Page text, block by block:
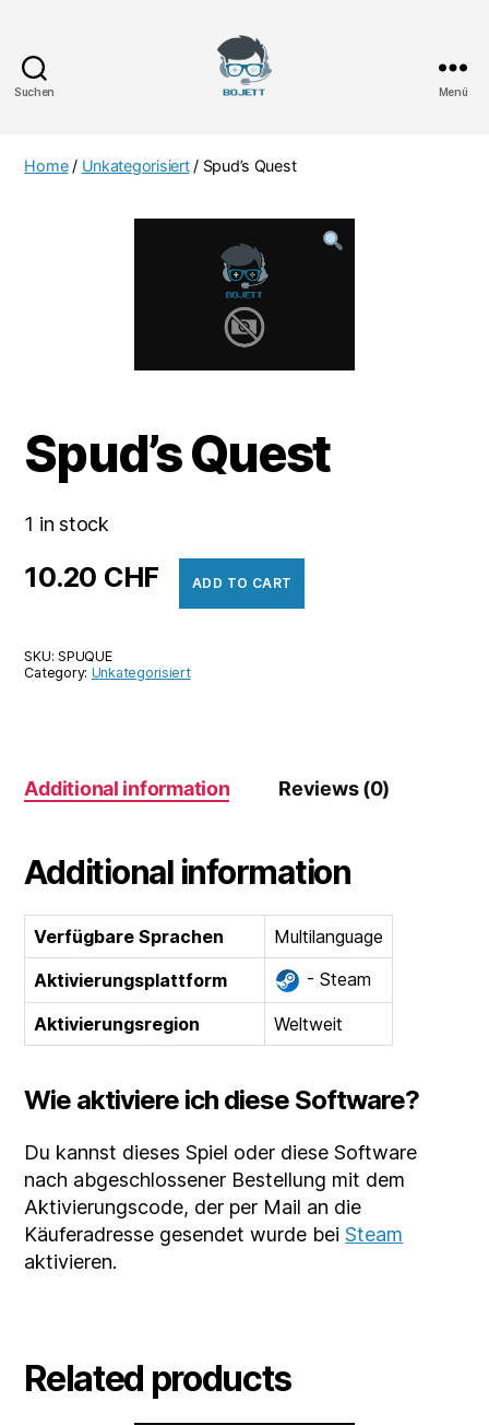
Suchen Menü
Home/ Unkategorisiert/ Spud’s Quest
Spud’s Quest
1 in stock
10.20 CHF ADD TO CART
SKU:SPUQUE
Category: Unkategorisiert
Additional information Reviews (0)
Additional information
Verfügbare Sprachen
Multilanguage
Aktivierungsplattform
- Steam
Aktivierungsregion Weltweit
Wie aktiviere ich diese Software?
Du kannst dieses Spiel oder diese Software
nach abgeschlossener Bestellung mit dem
Aktivierungscode, der per Mail an die
Käuferadresse gesendet wurde beiSteam
aktivieren.
Related products